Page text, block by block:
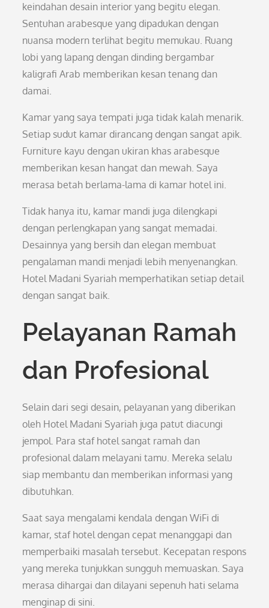
keindahan desain interior yang begitu elegan.
Sentuhan arabesque yang dipadukan dengan
nuansa modern terlihat begitu memukau. Ruang
lobi yang lapang dengan dinding bergambar
kaligrafi Arab memberikan kesan tenang dan
damai.
Kamar yang saya tempati juga tidak kalah menarik.
Setiap sudut kamar dirancang dengan sangat apik.
Furniture kayu dengan ukiran khas arabesque
memberikan kesan hangat dan mewah. Saya
merasa betah berlama-lama di kamar hotel ini.
Tidak hanya itu, kamar mandi juga dilengkapi
dengan perlengkapan yang sangat memadai.
Desainnya yang bersih dan elegan membuat
pengalaman mandi menjadi lebih menyenangkan.
Hotel Madani Syariah memperhatikan setiap detail
dengan sangat baik.
Pelayanan Ramah
dan Profesional
Selain dari segi desain, pelayanan yang diberikan
oleh Hotel Madani Syariah juga patut diacungi
jempol. Para staf hotel sangat ramah dan
profesional dalam melayani tamu. Mereka selalu
siap membantu dan memberikan informasi yang
dibutuhkan.
Saat saya mengalami kendala dengan WiFi di
kamar, staf hotel dengan cepat menanggapi dan
memperbaiki masalah tersebut. Kecepatan respons
yang mereka tunjukkan sungguh memuaskan. Saya
merasa dihargai dan dilayani sepenuh hati selama
menginap di sini.